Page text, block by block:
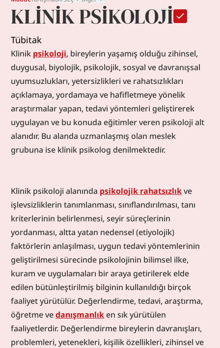
bireyin göstermiş olduğu gelişimin değerlendirilmesi
başta olmak üzere birçok farklı amaca yönelik olarak
kullanılabilir. Değerlendirme sürecinde psikolojik
testler, görüşmeler ve gözlemler olmak üzere farklı
değerlendirme araçları kullanabilir. Tedavi/müdahale
faaliyetleri kapsamında klinik psikologlar, insanların
yaşadıkları zorlanmaların nedenlerini daha iyi
anlamalarına ve çözmelerine yardımcı olacak
çoğunlukla psikoterapileri içeren tedavi yöntemleri
geliştirerek uygularlar. Sorun ortaya çıktıktan sonra
işletilecek müdahale çalışmalarına ek olarak sorunun
daha ortaya çıkmasını ya da şiddetlenmesini
önlemeye yönelik müdahaleleri ve rehabilitasyon
klinik psikoloji alanındaki birçok uzman tam ya da
yarı zamanlı akademik pozisyonlarda rol alarak lisans
ya da lisansüstü düzeyde dersler verebilmekte,
lisansüstü düzeyde öğrencilere psikoterapi ya da
araştırma süpervizyonu da sağlayabilmektedir.
Danışmanlık faaliyetleri uzman kişinin diğer kurum
ve kişilere bir konu ile ilgili görüş bildirmesini
içermektedir. Özetle, klinik psikoloji psikolojik
bozuklukları anlama, açıklama ve hafifletmeye
yönelik araştırma, tedavi, öğretim ve danışmanlık
hizmetleri yürütülen psikoloji alanıdır.
KLİNİK PSİKOLOJİ
Tübitak
Klinik psikoloji, bireylerin yaşamış olduğu zihinsel,
duygusal, biyolojik, psikolojik, sosyal ve davranışsal
uyumsuzlukları, yetersizlikleri ve rahatsızlıkları
açıklamaya, yordamaya ve hafifletmeye yönelik
araştırmalar yapan, tedavi yöntemleri geliştirerek
uygulayan ve bu konuda eğitimler veren psikoloji alt
alanıdır. Bu alanda uzmanlaşmış olan meslek
grubuna ise klinik psikolog denilmektedir.
Klinik psikoloji alanında psikolojik rahatsızlık ve
işlevsizliklerin tanımlanması, sınıflandırılması, tanı
kriterlerinin belirlenmesi, seyir süreçlerinin
yordanması, altta yatan nedensel (etiyolojik)
faktörlerin anlaşılması, uygun tedavi yöntemlerinin
geliştirilmesi sürecinde psikolojinin bilimsel ilke,
kuram ve uygulamaları bir araya getirilerek elde
edilen bütünleştirilmiş bilginin kullanıldığı birçok
faaliyet yürütülür. Değerlendirme, tedavi, araştırma,
öğretme ve danışmanlık en sık yürütülen
faaliyetlerdir. Değerlendirme bireylerin davranışları,
problemleri, yetenekleri, kişilik özellikleri, zihinsel ve